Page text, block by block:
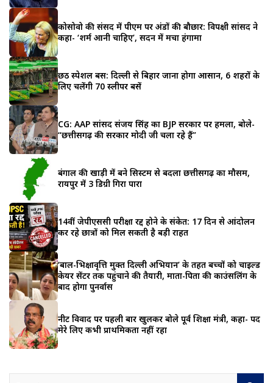
कोसोवो की संसद में पीएम पर अंडों की बौछार: विपक्षी सांसद ने
कहा- ‘शर्म आनी चाहिए’, सदन में मचा हंगामा
छठ स्पेशल बस: दिल्ली से बिहार जाना होगा आसान, 6 शहरों के
लिए चलेंगी 70 स्लीपर बसें
CG: AAP सांसद संजय सिंह का BJP सरकार पर हमला, बोले-
“छत्तीसगढ़ की सरकार मोदी जी चला रहे हैं”
बंगाल की खाड़ी में बने सिस्टम से बदला छत्तीसगढ़ का मौसम,
रायपुर में 3 डिग्री गिरा पारा
14वीं जेपीएससी परीक्षा रद्द होने के संकेत: 17 दिन से आंदोलन
कर रहे छात्रों को मिल सकती है बड़ी राहत
‘बाल-भिक्षावृत्ति मुक्त दिल्ली अभियान’ के तहत बच्चों को चाइल्ड
केयर सेंटर तक पहुंचाने की तैयारी, माता-पिता की काउंसलिंग के
बाद होगा पुनर्वास
नीट विवाद पर पहली बार खुलकर बोले पूर्व शिक्षा मंत्री, कहा- पद
मेरे लिए कभी प्राथमिकता नहीं रहा